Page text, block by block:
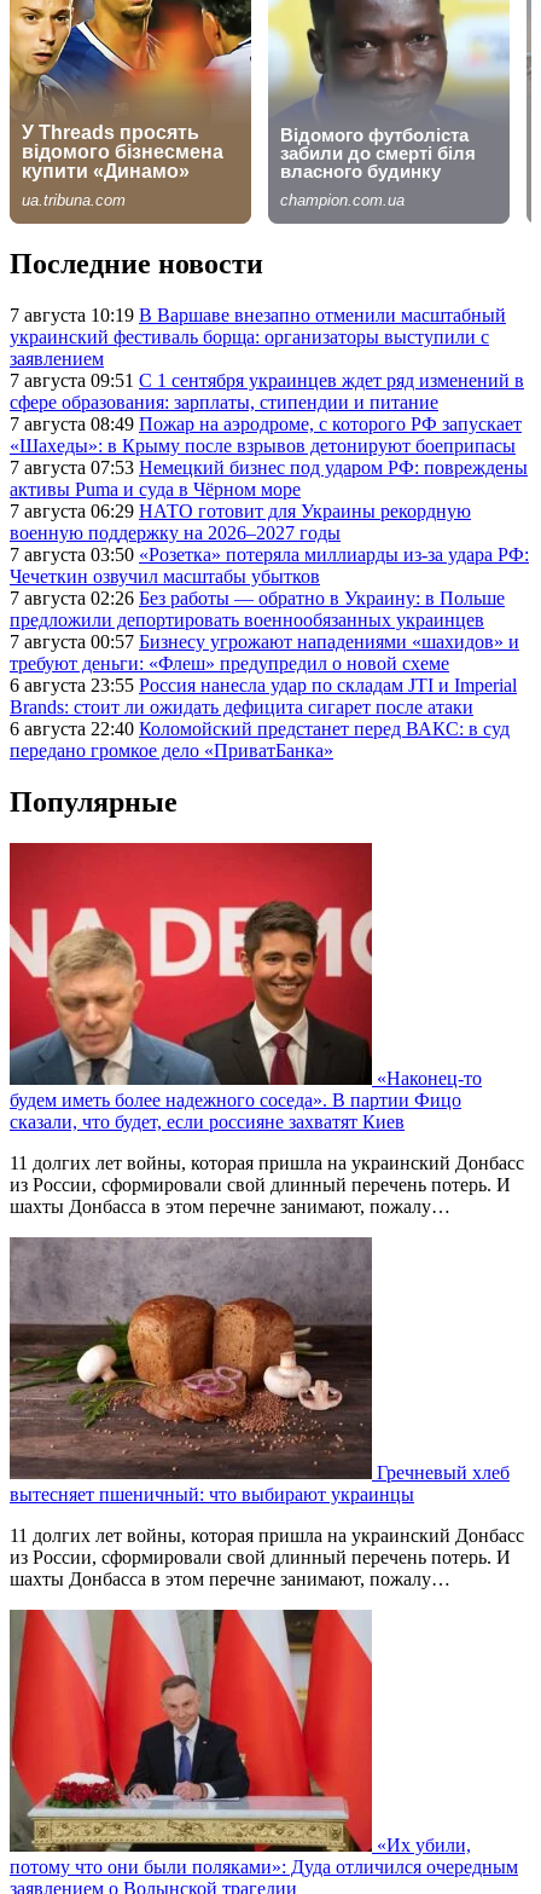
Последние новости
7 августа 10:19 В Варшаве внезапно отменили масштабный
украинский фестиваль борща: организаторы выступили с
заявлением
7 августа 09:51 С 1 сентября украинцев ждет ряд изменений в
сфере образования: зарплаты, стипендии и питание
7 августа 08:49 Пожар на аэродроме, с которого РФ запускает
«Шахеды»: в Крыму после взрывов детонируют боеприпасы
7 августа 07:53 Немецкий бизнес под ударом РФ: повреждены
активы Puma и суда в Чёрном море
7 августа 06:29 НАТО готовит для Украины рекордную
военную поддержку на 2026–2027 годы
7 августа 03:50 «Розетка» потеряла миллиарды из-за удара РФ:
Чечеткин озвучил масштабы убытков
7 августа 02:26 Без работы — обратно в Украину: в Польше
предложили депортировать военнообязанных украинцев
7 августа 00:57 Бизнесу угрожают нападениями «шахидов» и
требуют деньги: «Флеш» предупредил о новой схеме
6 августа 23:55 Россия нанесла удар по складам JTI и Imperial
Brands: стоит ли ожидать дефицита сигарет после атаки
6 августа 22:40 Коломойский предстанет перед ВАКС: в суд
передано громкое дело «ПриватБанка»
Популярные
«Наконец-то
будем иметь более надежного соседа». В партии Фицо
сказали, что будет, если россияне захватят Киев
11 долгих лет войны, которая пришла на украинский Донбасс
из России, сформировали свой длинный перечень потерь. И
шахты Донбасса в этом перечне занимают, пожалу…
Гречневый хлеб
вытесняет пшеничный: что выбирают украинцы
11 долгих лет войны, которая пришла на украинский Донбасс
из России, сформировали свой длинный перечень потерь. И
шахты Донбасса в этом перечне занимают, пожалу…
«Их убили,
потому что они были поляками»: Дуда отличился очередным
заявлением о Волынской трагедии